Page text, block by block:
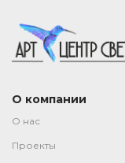
О компании
О нас
Проекты